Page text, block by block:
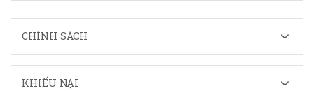
CHÍNH SÁCH
KHIẾU NẠI